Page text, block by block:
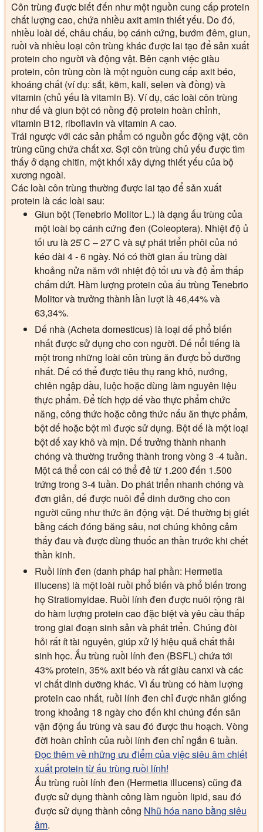
Côn trùng được biết đến như một nguồn cung cấp protein
chất lượng cao, chứa nhiều axit amin thiết yếu. Do đó,
nhiều loài dế, châu chấu, bọ cánh cứng, bướm đêm, giun,
ruồi và nhiều loại côn trùng khác được lai tạo để sản xuất
protein cho người và động vật. Bên cạnh việc giàu
protein, côn trùng còn là một nguồn cung cấp axit béo,
khoáng chất (ví dụ: sắt, kẽm, kali, selen và đồng) và
vitamin (chủ yếu là vitamin B). Ví dụ, các loài côn trùng
như dế và giun bột có nồng độ protein hoàn chỉnh,
vitamin B12, riboflavin và vitamin A cao.
Trái ngược với các sản phẩm có nguồn gốc động vật, côn
trùng cũng chứa chất xơ. Sợi côn trùng chủ yếu được tìm
thấy ở dạng chitin, một khối xây dựng thiết yếu của bộ
xương ngoài.
Các loài côn trùng thường được lai tạo để sản xuất
protein là các loài sau:
Giun bột (Tenebrio Molitor L.) là dạng ấu trùng của
một loài bọ cánh cứng đen (Coleoptera). Nhiệt độ ủ
tối ưu là 25 ̊C – 27 ̊C và sự phát triển phôi của nó
kéo dài 4 - 6 ngày. Nó có thời gian ấu trùng dài
khoảng nửa năm với nhiệt độ tối ưu và độ ẩm thấp
chấm dứt. Hàm lượng protein của ấu trùng Tenebrio
Molitor và trưởng thành lần lượt là 46,44% và
63,34%.
Dế nhà (Acheta domesticus) là loại dế phổ biến
nhất được sử dụng cho con người. Dế nổi tiếng là
một trong những loài côn trùng ăn được bổ dưỡng
nhất. Dế có thể được tiêu thụ rang khô, nướng,
chiên ngập dầu, luộc hoặc dùng làm nguyên liệu
thực phẩm. Để tích hợp dế vào thực phẩm chức
năng, công thức hoặc công thức nấu ăn thực phẩm,
bột dế hoặc bột mì được sử dụng. Bột dế là một loại
bột dế xay khô và mịn. Dế trưởng thành nhanh
chóng và thường trưởng thành trong vòng 3 -4 tuần.
Một cá thể con cái có thể đẻ từ 1.200 đến 1.500
trứng trong 3-4 tuần. Do phát triển nhanh chóng và
đơn giản, dế được nuôi để dinh dưỡng cho con
người cũng như thức ăn động vật. Dế thường bị giết
bằng cách đóng băng sâu, nơi chúng không cảm
thấy đau và được dùng thuốc an thần trước khi chết
thần kinh.
Ruồi lính đen (danh pháp hai phần: Hermetia
illucens) là một loài ruồi phổ biến và phổ biến trong
họ Stratiomyidae. Ruồi lính đen được nuôi rộng rãi
do hàm lượng protein cao đặc biệt và yêu cầu thấp
trong giai đoạn sinh sản và phát triển. Chúng đòi
hỏi rất ít tài nguyên, giúp xử lý hiệu quả chất thải
sinh học. Ấu trùng ruồi lính đen (BSFL) chứa tới
43% protein, 35% axit béo và rất giàu canxi và các
vi chất dinh dưỡng khác. Vì ấu trùng có hàm lượng
protein cao nhất, ruồi lính đen chỉ được nhân giống
trong khoảng 18 ngày cho đến khi chúng đến sân
vận động ấu trùng và sau đó được thu hoạch. Vòng
đời hoàn chỉnh của ruồi lính đen chỉ ngắn 6 tuần.
Đọc thêm về những ưu điểm của việc siêu âm chiết
xuất protein từ ấu trùng ruồi lính!
Ấu trùng ruồi lính đen (Hermetia illucens) cũng đã
được sử dụng thành công làm nguồn lipid, sau đó
được sử dụng thành công Nhũ hóa nano bằng siêu
âm.